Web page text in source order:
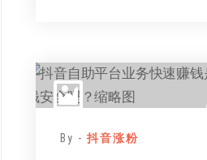
By -抖音涨粉